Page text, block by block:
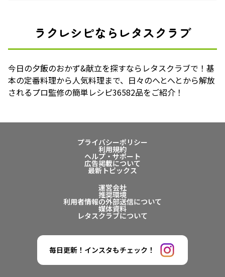
ラクレシピならレタスクラブ
今日の夕飯のおかず&献立を探すならレタスクラブで！基
本の定番料理から人気料理まで、日々のへとへとから解放
されるプロ監修の簡単レシピ36582品をご紹介！
プライバシーポリシー
利用規約
ヘルプ・サポート
広告掲載について
最新トピックス
運営会社
推奨環境
利用者情報の外部送信について
媒体資料
レタスクラブについて
毎日更新！インスタもチェック！